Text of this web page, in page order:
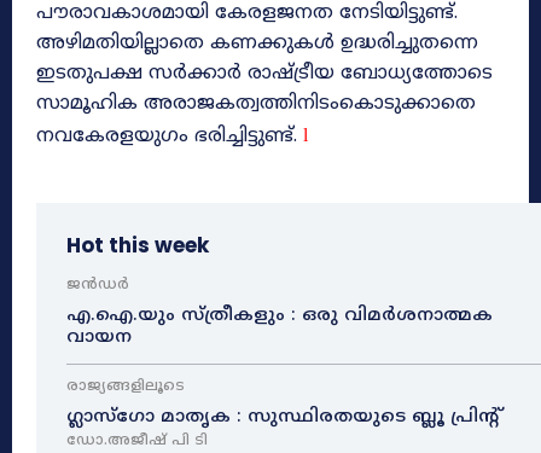
പൗരാവകാശമായി കേരളജനത നേടിയിട്ടുണ്ട്.
അഴിമതിയില്ലാതെ കണക്കുകൾ ഉദ്ധരിച്ചുതന്നെ
ഇടതുപക്ഷ സർക്കാർ രാഷ്‌ട്രീയ ബോധ്യത്തോടെ
സാമൂഹിക അരാജകത്വത്തിനിടംകൊടുക്കാതെ
നവകേരളയുഗം ഭരിച്ചിട്ടുണ്ട്. l
Hot this week
ജൻഡർ
എ.ഐ.യും സ്ത്രീകളും : ഒരു വിമർശനാത്മക
വായന
രാജ്യങ്ങളിലൂടെ
ഗ്ലാസ്ഗോ മാതൃക : സുസ്ഥിരതയുടെ ബ്ലൂ പ്രിന്റ്
ഡോ.അജീഷ് പി ടി